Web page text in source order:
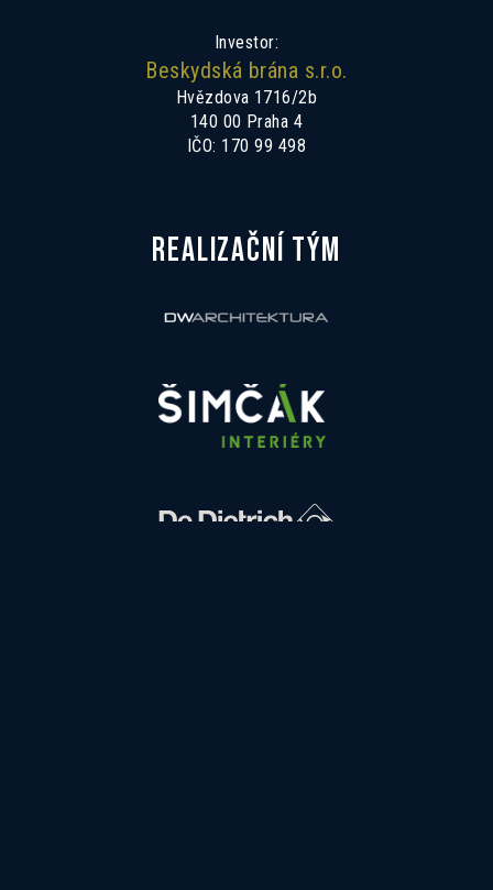
REALIZAČNÍ TÝM
Investor:
Beskydská brána s.r.o.
Hvězdova 1716/2b
140 00 Praha 4
IČO: 170 99 498